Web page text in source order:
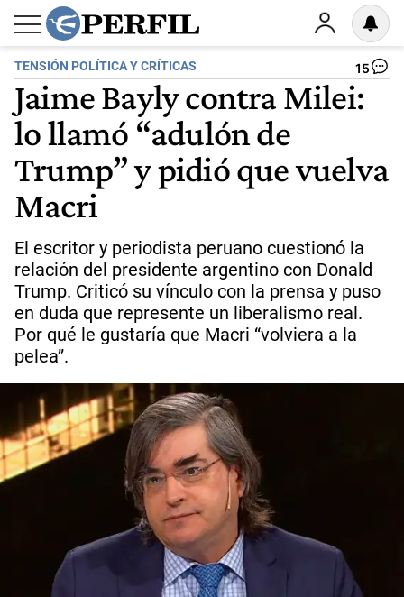
TENSIÓN POLÍTICA Y CRÍTICAS 15
Jaime Bayly contra Milei:
lo llamó “adulón de
Trump” y pidió que vuelva
Macri
El escritor y periodista peruano cuestionó la
relación del presidente argentino con Donald
Trump. Criticó su vínculo con la prensa y puso
en duda que represente un liberalismo real.
Por qué le gustaría que Macri “volviera a la
pelea”.